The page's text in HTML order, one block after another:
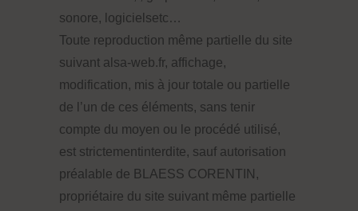
sonore, logicielsetc…
Toute reproduction même partielle du site
suivant alsa-web.fr, affichage,
modification, mis à jour totale ou partielle
de l’un de ces éléments, sans tenir
compte du moyen ou le procédé utilisé,
est strictementinterdite, sauf autorisation
préalable de BLAESS CORENTIN,
propriétaire du site suivant même partielle